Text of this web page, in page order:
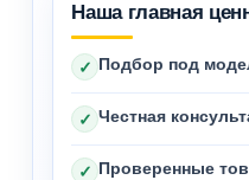
Наша главная
✓ Подбор под
✓ Честная
✓ Проверенные